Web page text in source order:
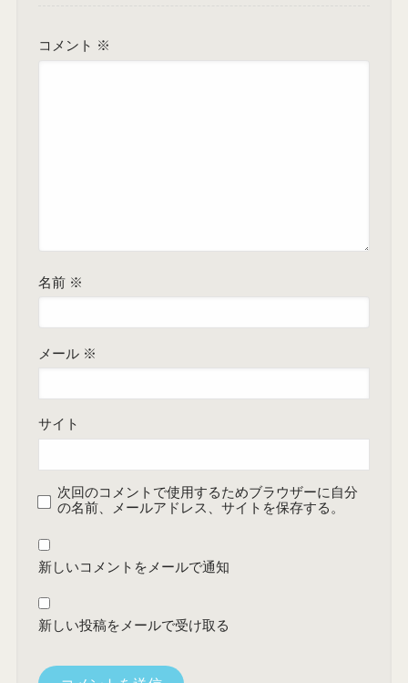
コメント ※
名前 ※
メール ※
サイト
次回のコメントで使用するためブラウザーに自分
の名前、メールアドレス、サイトを保存する。
新しいコメントをメールで通知
新しい投稿をメールで受け取る